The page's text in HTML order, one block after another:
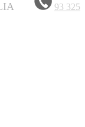
93 325